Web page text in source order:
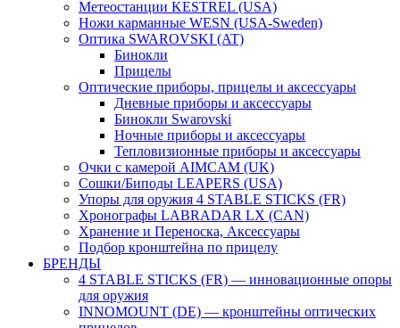
Метеостанции KESTREL (USA)
Ножи карманные WESN (USA-Sweden)
Оптика SWAROVSKI (AT)
Бинокли
Прицелы
Оптические приборы, прицелы и аксессуары
Дневные приборы и аксессуары
Бинокли Swarovski
Ночные приборы и аксессуары
Тепловизионные приборы и аксессуары
Очки с камерой AIMCAM (UK)
Сошки/Биподы LEAPERS (USA)
Упоры для оружия 4 STABLE STICKS (FR)
Хронографы LABRADAR LX (CAN)
Хранение и Переноска, Аксессуары
Подбор кронштейна по прицелу
БРЕНДЫ
4 STABLE STICKS (FR) — инновационные опоры
для оружия
INNOMOUNT (DE) — кронштейны оптических